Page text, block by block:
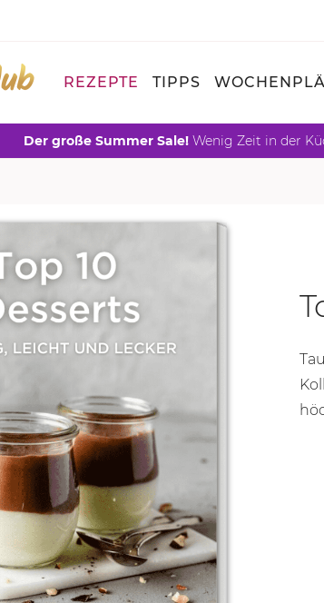
REZEPTE TIPPS
Der große Summer Sale! Wenig Zeit in der